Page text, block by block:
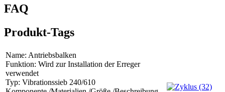
FAQ
Produkt-Tags
Name: Antriebsbalken
Funktion: Wird zur Installation der Erreger
verwendet
Typ: Vibrationssieb 240/610